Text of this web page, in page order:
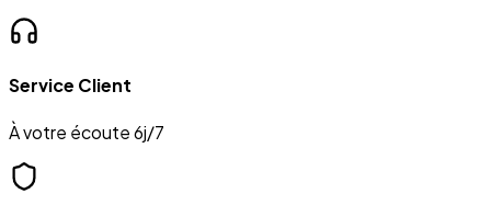
Service Client
À votre écoute 6j/7